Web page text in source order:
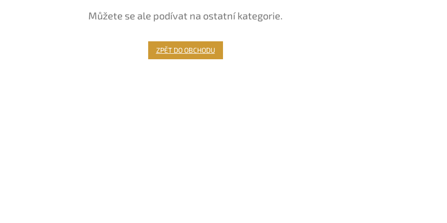
Můžete se ale podívat na ostatní kategorie.
ZPĚT DO OBCHODU